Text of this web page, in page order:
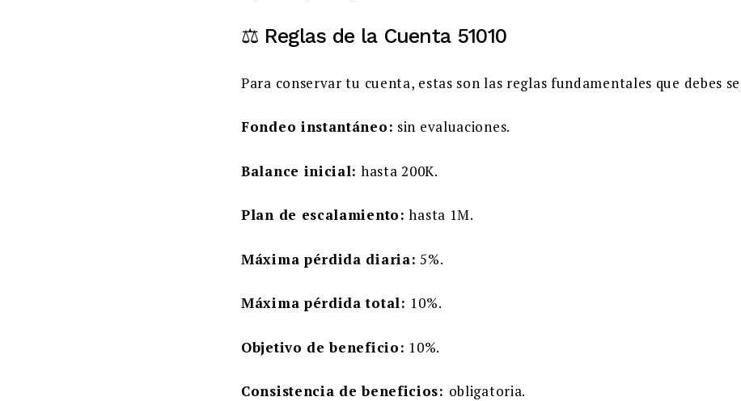
⚖️ Reglas de la Cuenta 51010
Para conservar tu cuenta, estas son las reglas fundamentales que debes
Fondeo instantáneo: sin evaluaciones.
Balance inicial: hasta 200K.
Plan de escalamiento: hasta 1M.
Máxima pérdida diaria: 5%.
Máxima pérdida total: 10%.
Objetivo de beneficio: 10%.
Consistencia de beneficios: obligatoria.